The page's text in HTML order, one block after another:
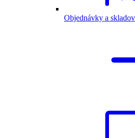
Objednávky a